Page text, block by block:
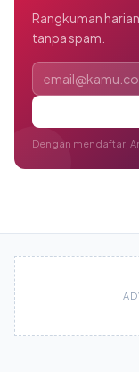
Rangkuman
tanpa spam.
Alamat email
Dengan mendaftar,